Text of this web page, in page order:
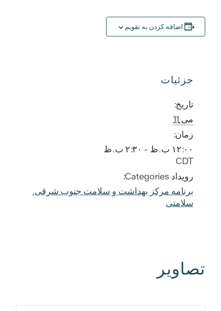
اضافه کردن به تقویم
جزئیات
تاریخ:
می 11
زمان:
۱۲:۰۰ ب.ظ - ۲:۳۰ ب.ظ
CDT
رویداد Categories:
برنامه مرکز بهداشت و سلامت جنوب شرقی,
سلامتی
تصاویر